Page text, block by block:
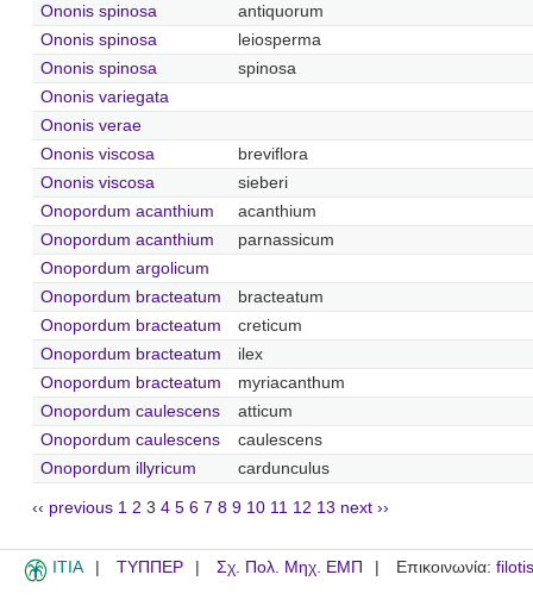
Ononis spinosa
antiquorum
Ononis spinosa
leiosperma
Ononis spinosa
spinosa
Ononis variegata
Ononis verae
Ononis viscosa
breviflora
Ononis viscosa
sieberi
Onopordum acanthium
acanthium
Onopordum acanthium
parnassicum
Onopordum argolicum
Onopordum bracteatum
bracteatum
Onopordum bracteatum
creticum
Onopordum bracteatum
ilex
Onopordum bracteatum
myriacanthum
Onopordum caulescens
atticum
Onopordum caulescens
caulescens
Onopordum illyricum
cardunculus
‹‹ previous 1 2 3 4 5 6 7 8 9 10 11 12 13 next ››
ITIA ΤΥΠΠΕΡ Σχ. Πολ. Μηχ. ΕΜΠ Επικοινωνία: